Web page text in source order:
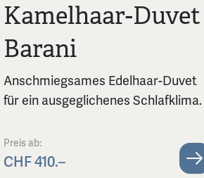
Kamelhaar-Duvet
Barani
Anschmiegsames Edelhaar-Duvet
für ein ausgeglichenes Schlafklima.
Preis ab:
CHF 410.–